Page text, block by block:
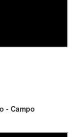
- Campo